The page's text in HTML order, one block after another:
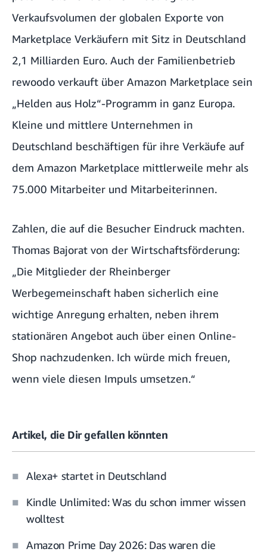
Verkaufsvolumen der globalen Exporte von
Marketplace Verkäufern mit Sitz in Deutschland
2,1 Milliarden Euro. Auch der Familienbetrieb
rewoodo verkauft über Amazon Marketplace sein
„Helden aus Holz“-Programm in ganz Europa.
Kleine und mittlere Unternehmen in
Deutschland beschäftigen für ihre Verkäufe auf
dem Amazon Marketplace mittlerweile mehr als
75.000 Mitarbeiter und Mitarbeiterinnen.
Zahlen, die auf die Besucher Eindruck machten.
Thomas Bajorat von der Wirtschaftsförderung:
„Die Mitglieder der Rheinberger
Werbegemeinschaft haben sicherlich eine
wichtige Anregung erhalten, neben ihrem
stationären Angebot auch über einen Online-
Shop nachzudenken. Ich würde mich freuen,
wenn viele diesen Impuls umsetzen.“
Artikel, die Dir gefallen könnten
Alexa+ startet in Deutschland
Kindle Unlimited: Was du schon immer wissen
wolltest
Amazon Prime Day 2026: Das waren die